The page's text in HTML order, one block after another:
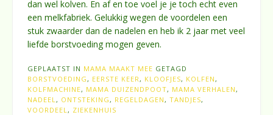
dan wel kolven. En af en toe voel je je toch echt even
een melkfabriek. Gelukkig wegen de voordelen een
stuk zwaarder dan de nadelen en heb ik 2 jaar met veel
liefde borstvoeding mogen geven.
GEPLAATST IN MAMA MAAKT MEE GETAGD
BORSTVOEDING , EERSTE KEER , KLOOFJES, KOLFEN ,
KOLFMACHINE, MAMA DUIZENDPOOT, MAMA VERHALEN ,
NADEEL , ONTSTEKING , REGELDAGEN , TANDJES,
VOORDEEL , ZIEKENHUIS